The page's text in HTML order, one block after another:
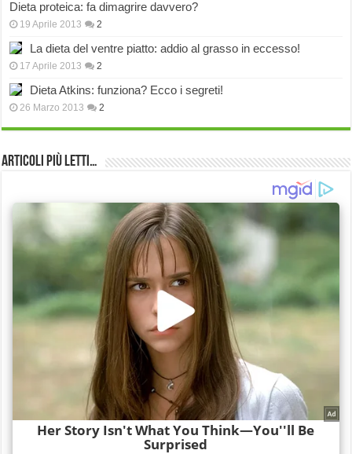
Dieta proteica: fa dimagrire davvero?
19 Aprile 2013 2
La dieta del ventre piatto: addio al grasso in eccesso!
17 Aprile 2013 2
Dieta Atkins: funziona? Ecco i segreti!
26 Marzo 2013 2
Articoli più Letti…